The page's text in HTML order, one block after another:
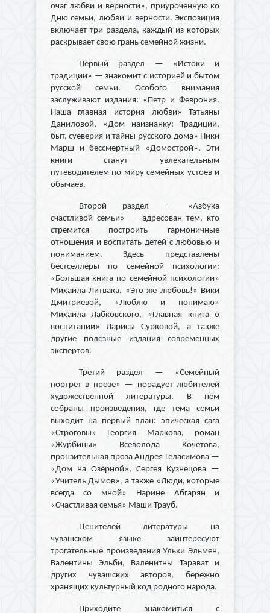
очаг любви и верности», приуроченную ко
Дню семьи, любви и верности. Экспозиция
включает три раздела, каждый из которых
раскрывает свою грань семейной жизни.
Первый раздел — «Истоки и
традиции» — знакомит с историей и бытом
русской семьи. Особого внимания
заслуживают издания: «Петр и Феврония.
Наша главная история любви» Татьяны
Даниловой, «Дом наизнанку: Традиции,
быт, суеверия и тайны русского дома» Ники
Марш и бессмертный «Домострой». Эти
книги станут увлекательным
путеводителем по миру семейных устоев и
обычаев.
Второй раздел — «Азбука
счастливой семьи» — адресован тем, кто
стремится построить гармоничные
отношения и воспитать детей с любовью и
пониманием. Здесь представлены
бестселлеры по семейной психологии:
«Большая книга по семейной психологии»
Михаила Литвака, «Это же любовь!» Вики
Дмитриевой, «Люблю и понимаю»
Михаила Лабковского, «Главная книга о
воспитании» Ларисы Сурковой, а также
другие полезные издания современных
экспертов.
Третий раздел — «Семейный
портрет в прозе» — порадует любителей
художественной литературы. В нём
собраны произведения, где тема семьи
выходит на первый план: эпическая сага
«Строговы» Георгия Маркова, роман
«Журбины» Всеволода Кочетова,
пронзительная проза Андрея Геласимова —
«Дом на Озёрной», Сергея Кузнецова —
«Учитель Дымов», а также «Люди, которые
всегда со мной» Нарине Абгарян и
«Счастливая семья» Маши Трауб.
Ценителей литературы на
чувашском языке заинтересуют
трогательные произведения Ульки Эльмен,
Валентины Эльби, Валенитны Тарават и
других чувашских авторов, бережно
хранящих культурный код родного народа.
Приходите знакомиться с